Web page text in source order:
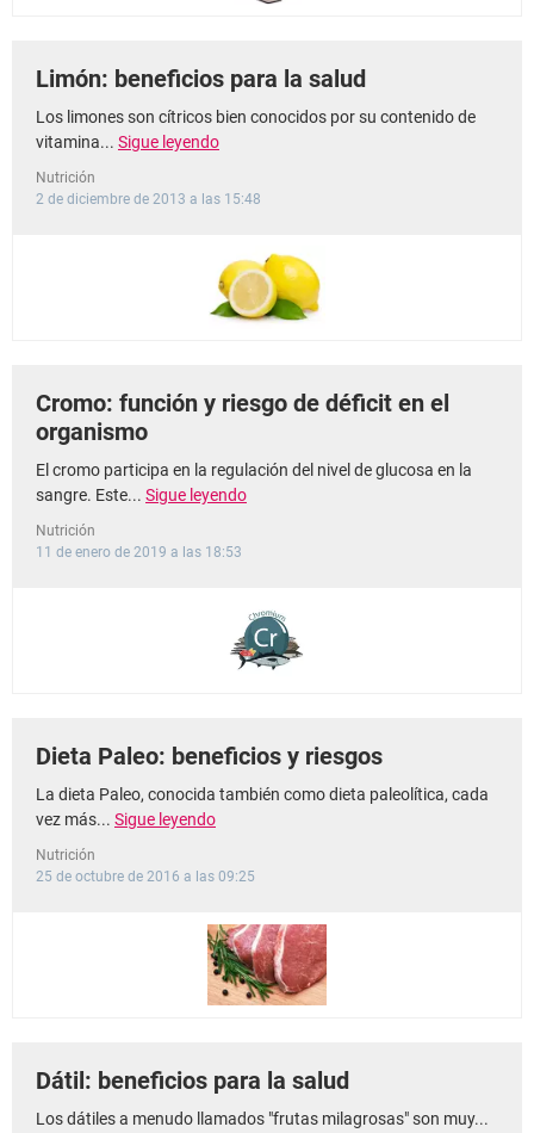
Limón: beneficios para la salud
Los limones son cítricos bien conocidos por su contenido de
vitamina... Sigue leyendo
Nutrición
2 de diciembre de 2013 a las 15:48
Cromo: función y riesgo de déficit en el
organismo
El cromo participa en la regulación del nivel de glucosa en la
sangre. Este... Sigue leyendo
Nutrición
11 de enero de 2019 a las 18:53
Dieta Paleo: beneficios y riesgos
La dieta Paleo, conocida también como dieta paleolítica, cada
vez más... Sigue leyendo
Nutrición
25 de octubre de 2016 a las 09:25
Dátil: beneficios para la salud
Los dátiles a menudo llamados "frutas milagrosas" son muy...